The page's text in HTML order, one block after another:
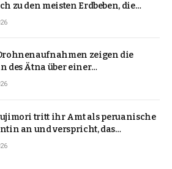
zu den meisten Erdbeben, die
ungewöhnlich ist
zeigen die
des Ätna über einer
tritt ihr Amt als peruanische
an und verspricht, das
der Instabilität zu beenden